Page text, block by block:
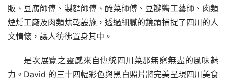
販、豆腐師傅、製麵師傅、醃菜師傅、豆瓣醬工藝師、肉類
煙燻工廠及肉類烘乾設施，透過細膩的鏡頭捕捉了四川的人
文情懷，讓人彷彿置身其中。
是次展覽之靈感來自傳統四川菜那無窮無盡的風味魅
力。David 的三十四幅彩色與黑白照片將完美呈現四川美食